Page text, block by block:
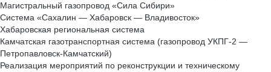
Магистральный газопровод «Сила Сибири»
Система «Сахалин — Хабаровск — Владивосток»
Хабаровская региональная система
Камчатская газотранспортная система (газопровод УКПГ-2 —
Петропавловск-Камчатский)
Реализация мероприятий по реконструкции и техническому